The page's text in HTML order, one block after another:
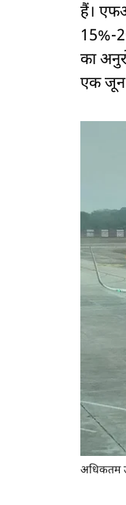
हैं।
15%-
का
एक जून
अधिकतम